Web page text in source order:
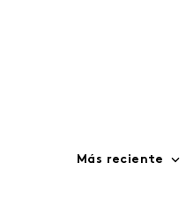
Más reciente